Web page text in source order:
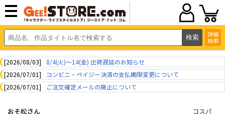
詳細
検索
[2026/08/03]
8/4(火)～14(金) 出荷遅延のお知らせ
[2026/07/01]
コンビニ・ペイジー決済の支払期限変更について
[2026/07/01]
ご注文確定メールの廃止について
おそ松さん コスパ